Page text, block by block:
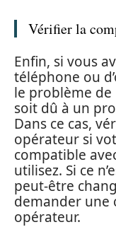
Vérifier la
Enfin, si vous
téléphone ou
le problème de
soit dû à un
Dans ce cas,
opérateur si
compatible
utilisez. Si ce
peut-être
demander une
opérateur.